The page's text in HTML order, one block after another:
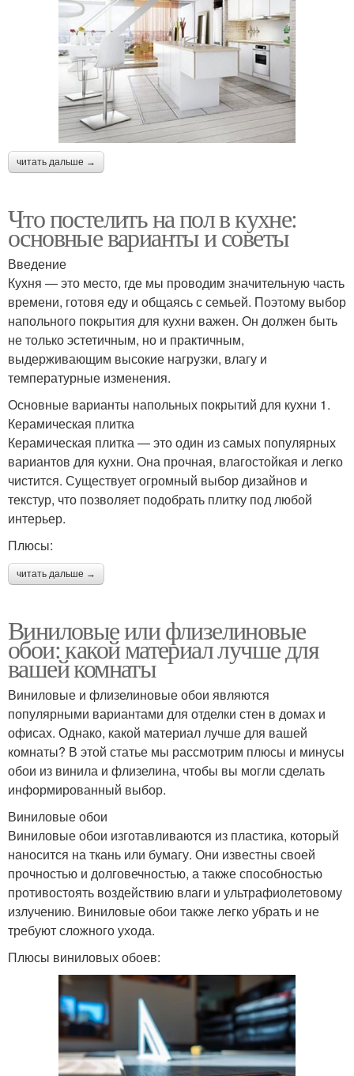
читать дальше →
Что постелить на пол в кухне:
основные варианты и советы
Введение
Кухня — это место, где мы проводим значительную часть
времени, готовя еду и общаясь с семьей. Поэтому выбор
напольного покрытия для кухни важен. Он должен быть
не только эстетичным, но и практичным,
выдерживающим высокие нагрузки, влагу и
температурные изменения.
Основные варианты напольных покрытий для кухни 1.
Керамическая плитка
Керамическая плитка — это один из самых популярных
вариантов для кухни. Она прочная, влагостойкая и легко
чистится. Существует огромный выбор дизайнов и
текстур, что позволяет подобрать плитку под любой
интерьер.
Плюсы:
читать дальше →
Виниловые или флизелиновые
обои: какой материал лучше для
вашей комнаты
Виниловые и флизелиновые обои являются
популярными вариантами для отделки стен в домах и
офисах. Однако, какой материал лучше для вашей
комнаты? В этой статье мы рассмотрим плюсы и минусы
обои из винила и флизелина, чтобы вы могли сделать
информированный выбор.
Виниловые обои
Виниловые обои изготавливаются из пластика, который
наносится на ткань или бумагу. Они известны своей
прочностью и долговечностью, а также способностью
противостоять воздействию влаги и ультрафиолетовому
излучению. Виниловые обои также легко убрать и не
требуют сложного ухода.
Плюсы виниловых обоев: